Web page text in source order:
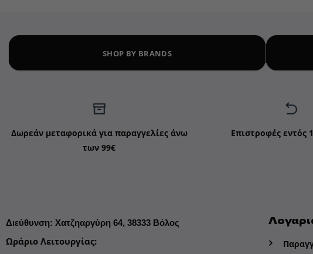
SHOP BY BRANDS
Δωρεάν μεταφορικά για παραγγελίες άνω
των 99€
Επιστροφές εντός
Διεύθυνση: Χατζηαργύρη 64, 38333 Βόλος
Ωράριο Λειτουργίας: